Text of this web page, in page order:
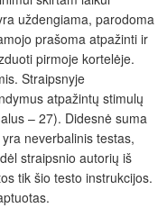
uždengiama, parodoma
prašoma atpažinti ir
pirmoje kortelėje.
Straipsnyje
atpažintų stimulų
– 27). Didesnė suma
neverbalinis testas,
straipsnio autorių iš
tik šio testo instrukcijos.